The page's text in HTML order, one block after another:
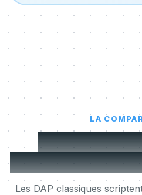
LA
MeltingSpot
plateforme
Les DAP classiques